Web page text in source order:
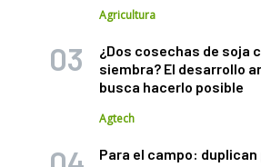
Agricultura
¿Dos cosechas de soja
siembra? El desarrollo
busca hacerlo posible
Agtech
Para el campo: